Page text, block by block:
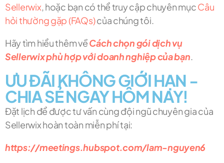
Sellerwix, hoặc bạn có thể truy cập chuyên mụcCâu
hỏi thường gặp (FAQs)của chúng tôi.
Hãy tìm hiểu thêm vềCách chọn gói dịch vụ
Sellerwix phù hợp với doanh nghiệp của bạn
ƯU ĐÃI KHÔNG GIỚI HẠN -
CHIA SẺ NGAY HÔM NAY!
Đặt lịch để được tư vấn cùng đội ngũ chuyên gia của
Sellerwix hoàn toàn miễn phí tại:
https://meetings.hubspot.com/lam-nguyen6